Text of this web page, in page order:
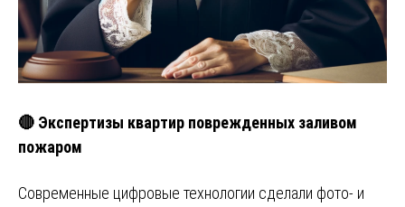
🔴 Экспертизы квартир поврежденных заливом
пожаром
Современные цифровые технологии сделали фото- и